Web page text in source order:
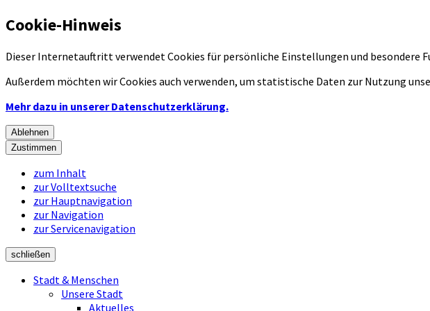
Cookie-Hinweis
Dieser Internetauftritt verwendet Cookies für persönliche Einstellungen und besondere
Außerdem möchten wir Cookies auch verwenden, um statistische Daten zur Nutzung
Mehr dazu in unserer Datenschutzerklärung.
Ablehnen
Zustimmen
zum Inhalt
zur Volltextsuche
zur Hauptnavigation
zur Navigation
zur Servicenavigation
schließen
Stadt & Menschen
Unsere Stadt
Aktuelles